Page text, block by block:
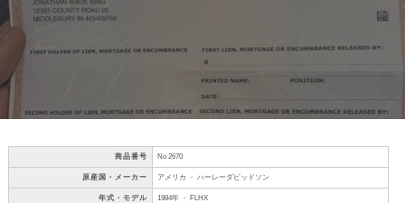
商品番号 No 2670
原産国・メーカー アメリカ ・ ハーレーダビッドソン
年式・モデル 1984年 ・ FLHX